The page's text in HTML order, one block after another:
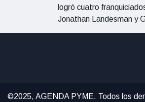
logró cuatro
Jonathan Landesman y
©2025, AGENDA PYME. Todos los